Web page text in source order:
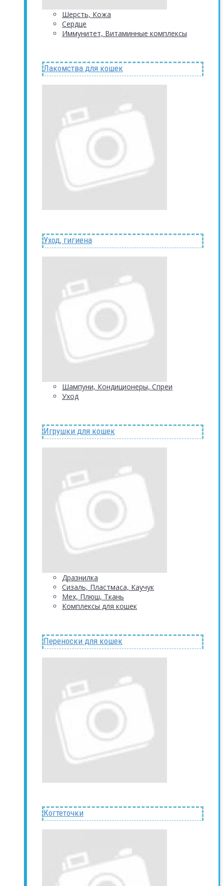
Шерсть, Кожа
Сердце
Иммунитет, Витаминные комплексы
Лакомства для кошек
Уход, гигиена
Шампуни, Кондиционеры, Спреи
Уход
Игрушки для кошек
Дразнилка
Сизаль, Пластмаса, Каучук
Мех, Плюш, Ткань
Комплексы для кошек
Переноски для кошек
Когтеточки